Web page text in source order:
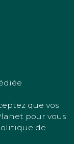
que vos
pour vous
de